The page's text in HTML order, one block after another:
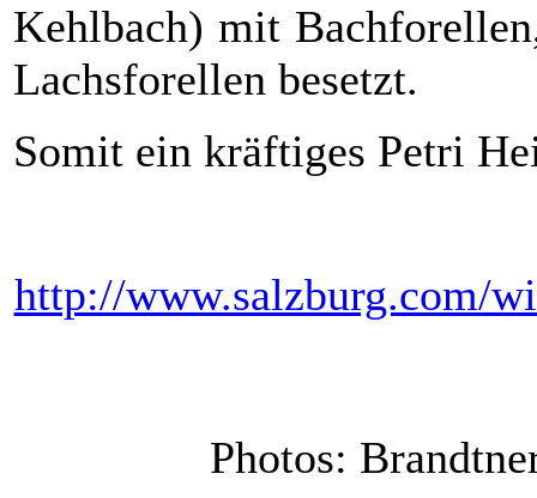
Kehlbach) mit
Lachsforellen besetzt.
Somit ein kräftiges Petri
http://www.salzburg.com/
Photos: